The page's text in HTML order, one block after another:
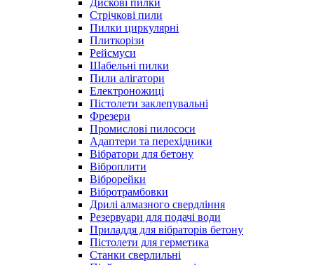
Дискові пилки
Стрічкові пили
Пилки циркулярні
Плиткорізи
Рейсмуси
Шабельні пилки
Пили алігатори
Електроножиці
Пістолети заклепувальні
Фрезери
Промислові пилососи
Адаптери та перехідники
Вібратори для бетону
Віброплити
Віброрейки
Вібротрамбовки
Дрилі алмазного свердління
Резервуари для подачі води
Приладдя для вібраторів бетону
Пістолети для герметика
Станки сверлильні